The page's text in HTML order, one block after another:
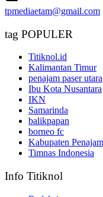
tpmediaetam@gmail.com
tag POPULER
Titiknol.id
Kalimantan Timur
penajam paser utara
Ibu Kota Nusantara
IKN
Samarinda
balikpapan
borneo fc
Kabupaten
Timnas Indonesia
Info Titiknol